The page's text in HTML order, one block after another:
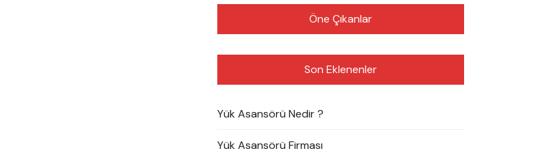
Öne Çıkanlar
Son Eklenenler
Yük Asansörü Nedir ?
Yük Asansörü Firması